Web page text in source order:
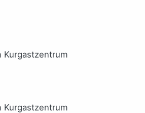
Kurgastzentrum
Kurgastzentrum